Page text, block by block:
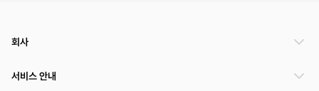
회사
서비스 안내